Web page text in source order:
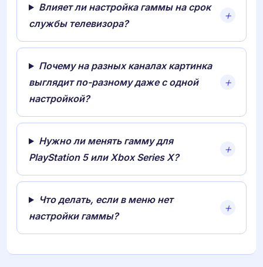
Влияет ли настройка гаммы на срок
службы телевизора?
Почему на разных каналах картинка
выглядит по-разному даже с одной
настройкой?
Нужно ли менять гамму для
PlayStation 5 или Xbox Series X?
Что делать, если в меню нет
настройки гаммы?